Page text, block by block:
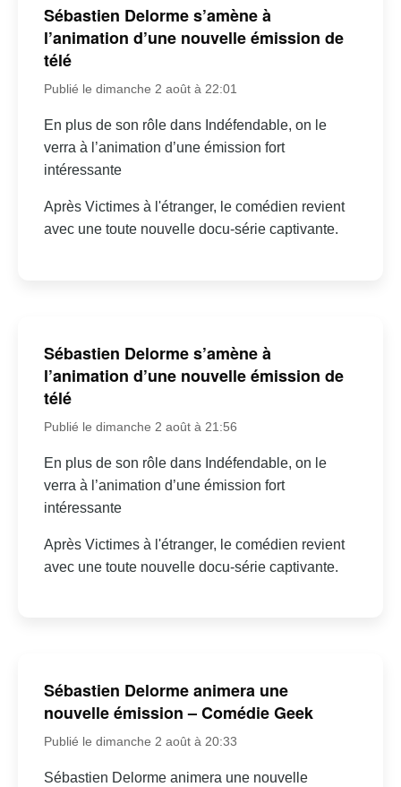
Sébastien Delorme s’amène à
l’animation d’une nouvelle émission de
télé
Publié le dimanche 2 août à 22:01
En plus de son rôle dans Indéfendable, on le
verra à l’animation d’une émission fort
intéressante
Après Victimes à l'étranger, le comédien revient
avec une toute nouvelle docu-série captivante.
Sébastien Delorme s’amène à
l’animation d’une nouvelle émission de
télé
Publié le dimanche 2 août à 21:56
En plus de son rôle dans Indéfendable, on le
verra à l’animation d’une émission fort
intéressante
Après Victimes à l'étranger, le comédien revient
avec une toute nouvelle docu-série captivante.
Sébastien Delorme animera une
nouvelle émission – Comédie Geek
Publié le dimanche 2 août à 20:33
Sébastien Delorme animera une nouvelle